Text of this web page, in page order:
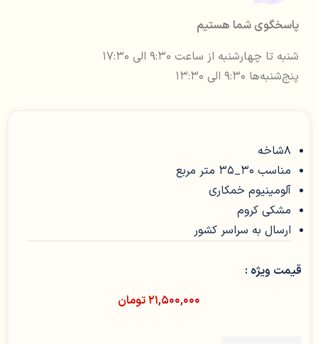
پاسخگوی شما هستیم
شنبه تا چهارشنبه از ساعت ۹:۳۰ الی ۱۷:۳۰
پنج‌شنبه‌ها ۹:۳۰ الی ۱۳:۳۰
8شاخه
مناسب 30_35 متر مربع
آلومینیوم خمکاری
مشکی کروم
ارسال به سراسر کشور
قیمت ویژه :
۲۱,۵۰۰,۰۰۰تومان